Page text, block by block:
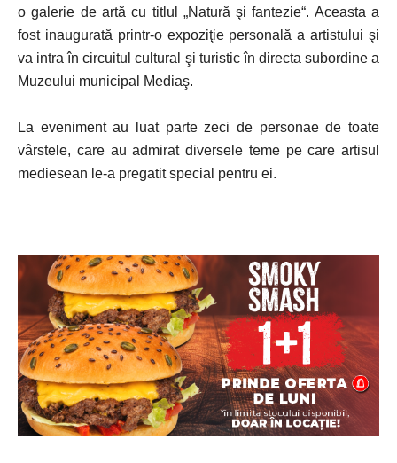
o galerie de artă cu titlul „Natură şi fantezie“. Aceasta a
fost inaugurată printr-o expoziţie personală a artistului şi
va intra în circuitul cultural şi turistic în directa subordine a
Muzeului municipal Mediaş.
La eveniment au luat parte zeci de personae de toate
vârstele, care au admirat diversele teme pe care artisul
mediesean le-a pregatit special pentru ei.